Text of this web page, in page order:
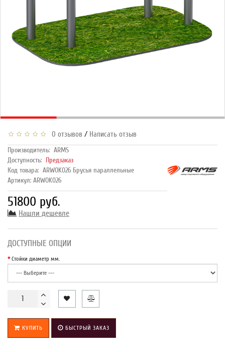
0 отзывов / Написать отзыв
Производитель: ARMS
Доступность: Предзаказ
Код товара: ARWOK026 Брусья параллельные
Артикул: ARWOK026
51800 руб.
Нашли дешевле
ДОСТУПНЫЕ ОПЦИИ
Стойки диаметр мм.
КУПИТЬ БЫСТРЫЙ ЗАКАЗ